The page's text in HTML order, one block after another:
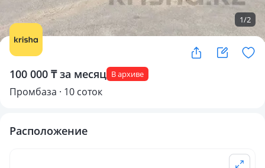
1/2
100 000 ₸ за месяц В архиве
Промбаза · 10 соток
Расположение